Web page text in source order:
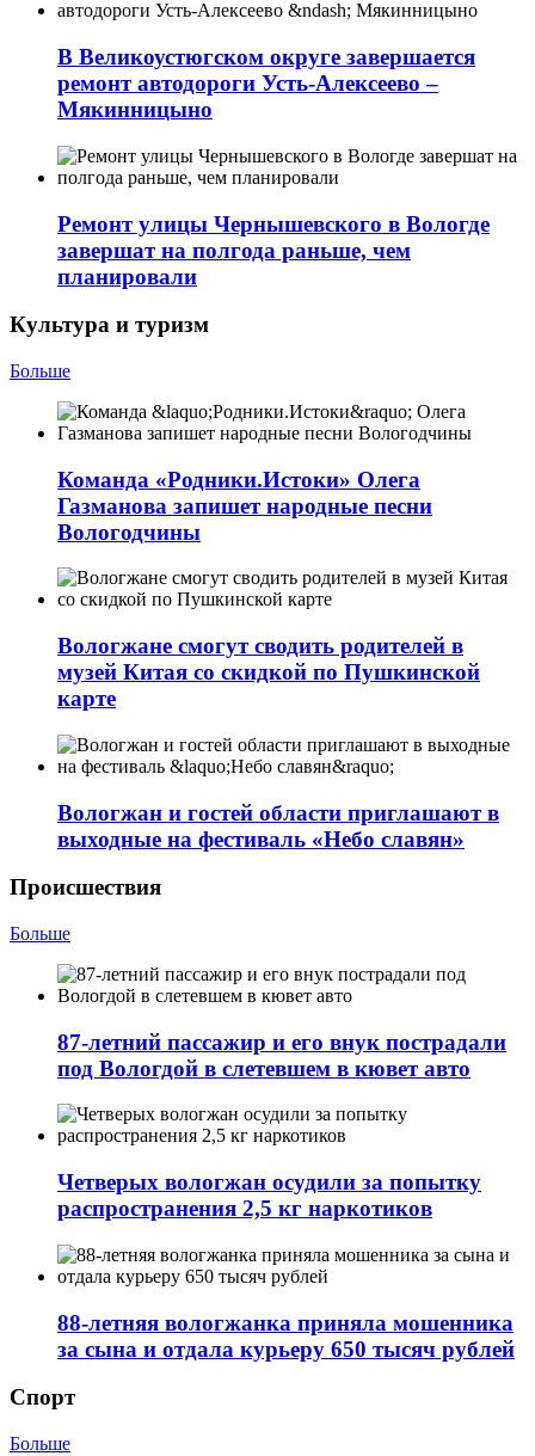
В Великоустюгском округе завершается
ремонт автодороги Усть-Алексеево –
Мякинницыно
Ремонт улицы Чернышевского в Вологде
завершат на полгода раньше, чем
планировали
Культура и туризм
Больше
Команда «Родники.Истоки» Олега
Газманова запишет народные песни
Вологодчины
Вологжане смогут сводить родителей в
музей Китая со скидкой по Пушкинской
карте
Вологжан и гостей области приглашают в
выходные на фестиваль «Небо славян»
Происшествия
Больше
87-летний пассажир и его внук пострадали
под Вологдой в слетевшем в кювет авто
Четверых вологжан осудили за попытку
распространения 2,5 кг наркотиков
88-летняя вологжанка приняла мошенника
за сына и отдала курьеру 650 тысяч рублей
Спорт
Больше